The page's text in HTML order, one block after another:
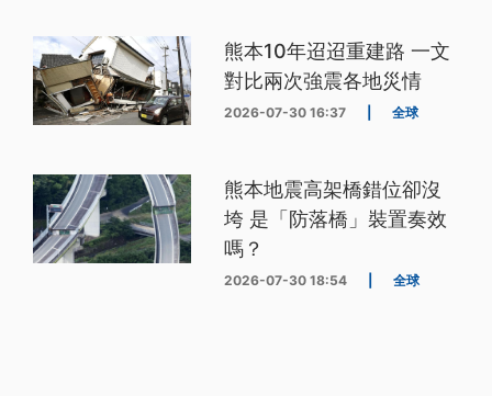
熊本10年迢迢重建路 一文
對比兩次強震各地災情
2026-07-30 16:37 全球
熊本地震高架橋錯位卻沒
垮 是「防落橋」裝置奏效
嗎？
2026-07-30 18:54 全球